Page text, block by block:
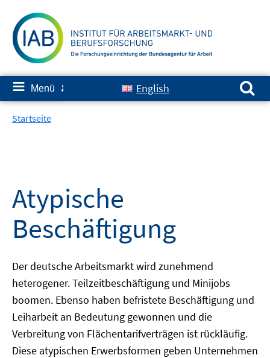
zum
Inhalt
≡ Menü ✘ English
Suchen nach:
Startseite
Atypische
Beschäftigung
Der deutsche Arbeitsmarkt wird zunehmend
heterogener. Teilzeitbeschäftigung und Minijobs
boomen. Ebenso haben befristete Beschäftigung und
Leiharbeit an Bedeutung gewonnen und die
Verbreitung von Flächentarifverträgen ist rückläufig.
Diese atypischen Erwerbsformen geben Unternehmen